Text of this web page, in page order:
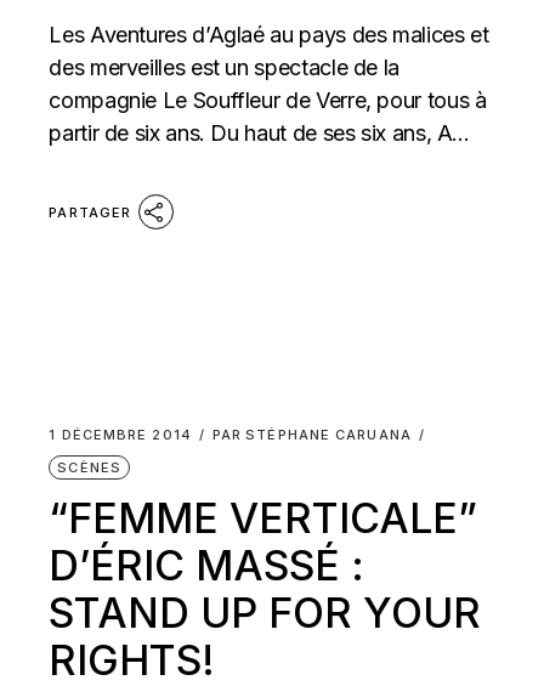
Les Aventures d’Aglaé au pays des malices et
des merveilles est un spectacle de la
compagnie Le Souffleur de Verre, pour tous à
partir de six ans. Du haut de ses six ans, A...
PARTAGER
1 DÉCEMBRE 2014 PAR STÉPHANE CARUANA
SCÈNES
“FEMME VERTICALE”
D’ÉRIC MASSÉ :
STAND UP FOR YOUR
RIGHTS!